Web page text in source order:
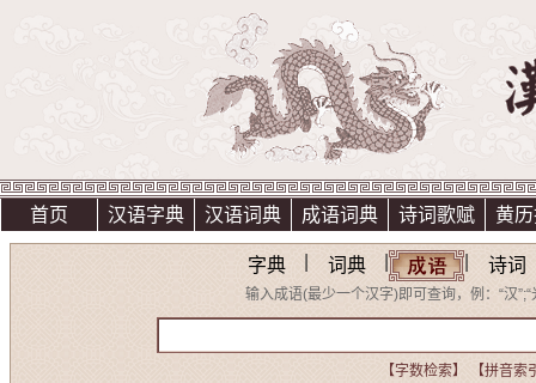
首页 汉语字典 汉语词典 成语词典 诗词歌赋 黄
字典 词典 诗词
输入成语(最少一个汉字)即可查询，例：“汉”;“
【字数检索】 【拼音索